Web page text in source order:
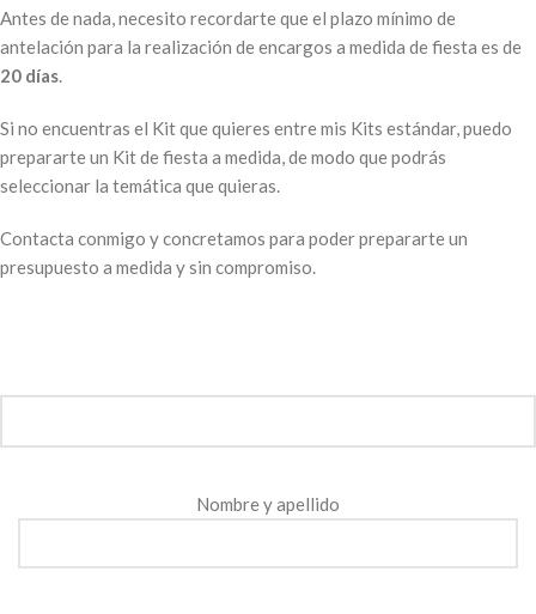
Antes de nada, necesito recordarte que el plazo mínimo de
antelación para la realización de encargos a medida de fiesta es de
20 días.
Si no encuentras el Kit que quieres entre mis Kits estándar, puedo
prepararte un Kit de fiesta a medida, de modo que podrás
seleccionar la temática que quieras.
Contacta conmigo y concretamos para poder prepararte un
presupuesto a medida y sin compromiso.
Nombre y apellido